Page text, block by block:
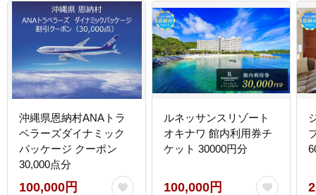
沖縄県恩納村ANAトラ
ベラーズダイナミック
パッケージ クーポン
30,000点分
100,000円
ルネッサンスリゾート
オキナワ 館内利用券チ
ケット 30000円分
100,000円